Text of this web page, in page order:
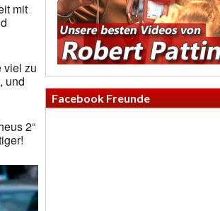
mit
viel zu
und
2“
Facebook Freunde